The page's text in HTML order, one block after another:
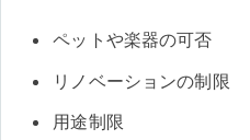
ペットや楽器の可否
リノベーションの制限
用途制限